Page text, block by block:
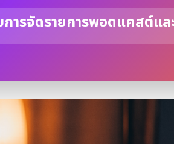
ารจัดรายการพอดแคสต์แ